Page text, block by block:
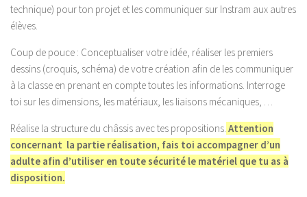
technique) pour ton projet et les communiquer sur Instram aux autres
élèves.
Coup de pouce : Conceptualiser votre idée, réaliser les premiers
dessins (croquis, schéma) de votre création afin de les communiquer
à la classe en prenant en compte toutes les informations. Interroge
toi sur les dimensions, les matériaux, les liaisons mécaniques, …
Réalise la structure du châssis avec tes propositions. Attention
concernant la partie réalisation, fais toi accompagner d’un
adulte afin d’utiliser en toute sécurité le matériel que tu as à
disposition.